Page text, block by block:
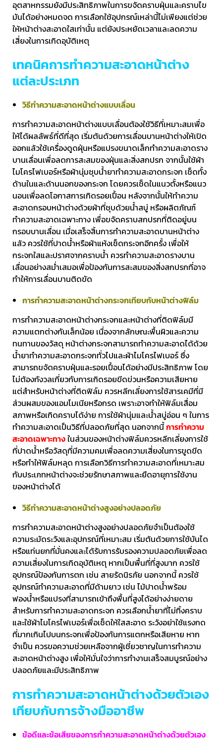
อุตสาหกรรมยังมีประสิทธิภาพในการขจัดคราบฝุ่นและคราบไข
มันได้อย่างหมดจด การเลือกใช้อุปกรณ์เหล่านี้ไม่เพียงแต่ช่วย
ให้หน้าต่างสะอาดใสเท่านั้น แต่ยังประหยัดเวลาและลดความ
เสี่ยงในการเกิดอุบัติเหตุ
เทคนิคการทำความสะอาดหน้าต่าง
แต่ละประเภท
วิธีทำความสะอาดหน้าต่างแบบเลื่อน
การทำความสะอาดหน้าต่างแบบเลื่อนต้องใช้วิธีที่เหมาะสมเพื่อ
ให้ได้ผลลัพธ์ที่ดีที่สุด เริ่มต้นด้วยการเลื่อนบานหน้าต่างให้เปิด
ออกแล้วใช้เครื่องดูดฝุ่นหรือแปรงขนาดเล็กทำความสะอาดราง
บานเลื่อนเพื่อลดการสะสมของฝุ่นและสิ่งสกปรก จากนั้นใช้ผ้า
ไมโครไฟเบอร์หรือผ้านุ่มชุบน้ำยาทำความสะอาดกระจก เช็ดทั้ง
ด้านในและด้านนอกของกระจก โดยควรเช็ดในแนวตั้งหรือแนว
นอนเพื่อลดโอกาสการเกิดรอยเปื้อน หลังจากนั้นให้ทำความ
สะอาดกรอบหน้าต่างด้วยผ้าที่ชุบด้วยน้ำสบู่ หรือผลิตภัณฑ์
ทำความสะอาดเฉพาะทาง เพื่อขจัดคราบสกปรกที่ติดอยู่บน
กรอบบานเลื่อน เมื่อเสร็จสิ้นการทำความสะอาดบานหน้าต่าง
แล้ว ควรใช้ที่ปาดน้ำหรือผ้าแห้งเช็ดกระจกอีกครั้ง เพื่อให้
กระจกใสและปราศจากคราบน้ำ ควรทำความสะอาดรางบาน
เลื่อนอย่างสม่ำเสมอเพื่อป้องกันการสะสมของสิ่งสกปรกที่อาจ
ทำให้การเลื่อนบานติดขัด
การทำความสะอาดหน้าต่างกระจกเทียบกับหน้าต่างฟิล์ม
การทำความสะอาดหน้าต่างกระจกและหน้าต่างที่ติดฟิล์มมี
ความแตกต่างกันเล็กน้อย เนื่องจากลักษณะพื้นผิวและความ
ทนทานของวัสดุ หน้าต่างกระจกสามารถทำความสะอาดได้ด้วย
น้ำยาทำความสะอาดกระจกทั่วไปและผ้าไมโครไฟเบอร์ ซึ่ง
สามารถขจัดคราบฝุ่นและรอยเปื้อนได้อย่างมีประสิทธิภาพ โดย
ไม่ต้องกังวลเกี่ยวกับการเกิดรอยขีดข่วนหรือความเสียหาย
แต่สำหรับหน้าต่างที่ติดฟิล์ม ควรหลีกเลี่ยงการใช้สารเคมีที่มี
ส่วนผสมของแอมโมเนียหรือกรด เพราะอาจทำให้ฟิล์มเสื่อม
สภาพหรือเกิดคราบได้ง่าย การใช้ผ้านุ่มและน้ำสบู่อ่อน ๆ ในการ
ทำความสะอาดเป็นวิธีที่ปลอดภัยที่สุด นอกจากนี้การทำความ
สะอาดเฉพาะทางในส่วนของหน้าต่างฟิล์มควรหลีกเลี่ยงการใช้
ที่ปาดน้ำหรือวัสดุที่มีความคมเพื่อลดความเสี่ยงในการขูดขีด
หรือทำให้ฟิล์มหลุด การเลือกวิธีการทำความสะอาดที่เหมาะสม
กับประเภทหน้าต่างจะช่วยรักษาสภาพและยืดอายุการใช้งาน
ของหน้าต่างได้
วิธีทำความสะอาดหน้าต่างสูงอย่างปลอดภัย
การทำความสะอาดหน้าต่างสูงอย่างปลอดภัยจำเป็นต้องใช้
ความระมัดระวังและอุปกรณ์ที่เหมาะสม เริ่มต้นด้วยการใช้บันได
หรือแท่นยกที่มั่นคงและได้รับการรับรองความปลอดภัยเพื่อลด
ความเสี่ยงในการเกิดอุบัติเหตุ หากเป็นพื้นที่ที่สูงมาก ควรใช้
อุปกรณ์ป้องกันการตก เช่น สายรัดนิรภัย นอกจากนี้ ควรใช้
อุปกรณ์ทำความสะอาดที่มีด้ามยาว เช่น ไม้ปาดน้ำพร้อม
ฟองน้ำหรือแปรงที่สามารถเข้าถึงพื้นที่สูงได้อย่างง่ายดาย
สำหรับการทำความสะอาดกระจก ควรเลือกน้ำยาที่ไม่ทิ้งคราบ
และใช้ผ้าไมโครไฟเบอร์เพื่อเช็ดให้ใสสะอาด ระวังอย่าใช้แรงกด
ที่มากเกินไปบนกระจกเพื่อป้องกันการแตกหรือเสียหาย หาก
จำเป็น ควรขอความช่วยเหลือจากผู้เชี่ยวชาญในการทำความ
สะอาดหน้าต่างสูง เพื่อให้มั่นใจว่าการทำงานเสร็จสมบูรณ์อย่าง
ปลอดภัยและมีประสิทธิภาพ
การทำความสะอาดหน้าต่างด้วยตัวเอง
เทียบกับการจ้างมืออาชีพ
ข้อดีและข้อเสียของการทำความสะอาดหน้าต่างด้วยตัวเอง